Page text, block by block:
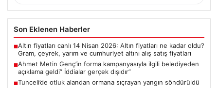
Son Eklenen Haberler
■Altın fiyatları canlı 14 Nisan 2026: Altın fiyatları ne kadar oldu?
Gram, çeyrek, yarım ve cumhuriyet altını alış satış fiyatları
■Ahmet Metin Genç’in forma kampanyasıyla ilgili belediyeden
açıklama geldi” İddialar gerçek dışıdır”
■Tunceli’de otluk alandan ormana sıçrayan yangın söndürüldü